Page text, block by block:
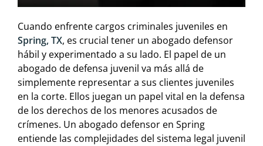
Cuando enfrente cargos criminales juveniles en
Spring, TX, es crucial tener un abogado defensor
hábil y experimentado a su lado. El papel de un
abogado de defensa juvenil va más allá de
simplemente representar a sus clientes juveniles
en la corte. Ellos juegan un papel vital en la defensa
de los derechos de los menores acusados de
crímenes. Un abogado defensor en Spring
entiende las complejidades del sistema legal juvenil